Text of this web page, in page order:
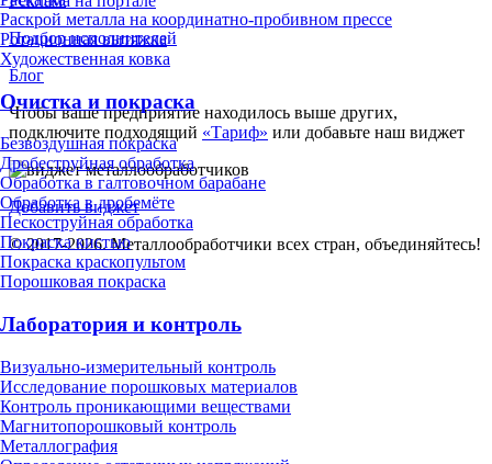
Раскрой металла на координатно-пробивном прессе
Ротационная вытяжка
Художественная ковка
Очистка и покраска
Безвоздушная покраска
Дробеструйная обработка
Обработка в галтовочном барабане
Обработка в дробемёте
Пескоструйная обработка
Покраска кистью
Покраска краскопультом
Порошковая покраска
Лаборатория и контроль
Визуально-измерительный контроль
Исследование порошковых материалов
Контроль проникающими веществами
Магнитопорошковый контроль
Металлография
Подбор исполнителей
Блог
Чтобы ваше предприятие находилось выше других,
подключите подходящий «Тариф» или добавьте наш виджет
Добавить виджет
© 2017-2026. Металлообработчики всех стран, объединяйтесь!